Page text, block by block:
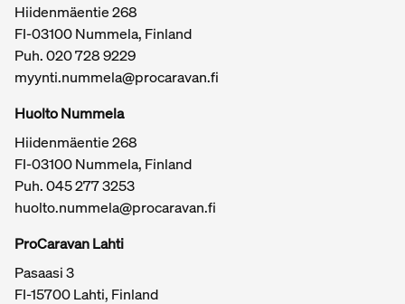
Tärkeitä linkkejä / sivukartta
Hiidenmäentie 268
FI-03100 Nummela, Finland
Puh.020 728 9229
myynti.nummela@procaravan.fi
Huolto Nummela
Hiidenmäentie 268
FI-03100 Nummela, Finland
Puh. 045 277 3253
huolto.nummela@procaravan.fi
ProCaravan Lahti
Pasaasi 3
FI-15700 Lahti, Finland